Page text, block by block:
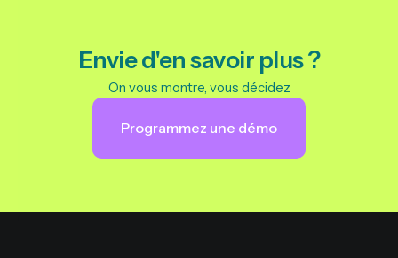
Envie d'en savoir plus ?
On vous montre, vous décidez
Programmez une démo